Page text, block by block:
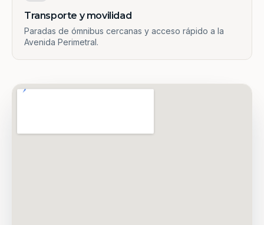
Transporte y movilidad
Paradas de ómnibus cercanas y acceso rápido a la
Avenida Perimetral.